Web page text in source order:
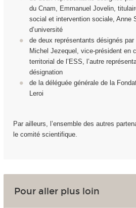
du Cnam, Emmanuel Jovelin,
social et intervention sociale, Anne
d’université
de deux représentants désignés
Michel Jezequel, vice-président en
territorial de l’ESS, l’autre
désignation
de la déléguée générale de la
Leroi
Par ailleurs, l’ensemble des autres
le comité scientifique.
Pour aller plus loin